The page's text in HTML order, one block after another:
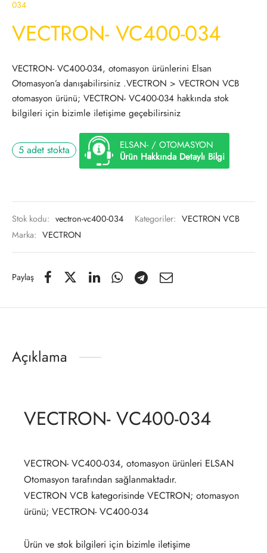
034
VECTRON- VC400-034
VECTRON- VC400-034, otomasyon ürünlerini Elsan
Otomasyon’a danışabilirsiniz .VECTRON > VECTRON VCB
otomasyon ürünü; VECTRON- VC400-034 hakkında stok
bilgileri için bizimle iletişime geçebilirsiniz
5 adet stokta
ELSAN- / OTOMASYON
Ürün Hakkında Detaylı Bilgi
Stok kodu: vectron-vc400-034 Kategoriler: VECTRON VCB
Marka: VECTRON
Paylaş
Açıklama
VECTRON- VC400-034
VECTRON- VC400-034, otomasyon ürünleri ELSAN
Otomasyon tarafından sağlanmaktadır.
VECTRON VCB kategorisinde VECTRON; otomasyon
ürünü; VECTRON- VC400-034
Ürün ve stok bilgileri için bizimle iletişime